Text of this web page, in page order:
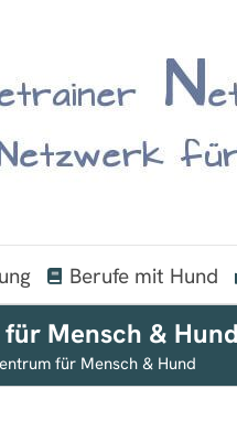
Berufe mit Hund
Mensch & Hund
für Mensch & Hund